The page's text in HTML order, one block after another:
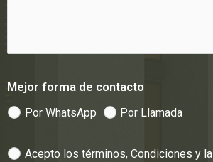
Mejor forma de contacto
Por WhatsApp Por Llamada
Acepto los términos, Condiciones y la